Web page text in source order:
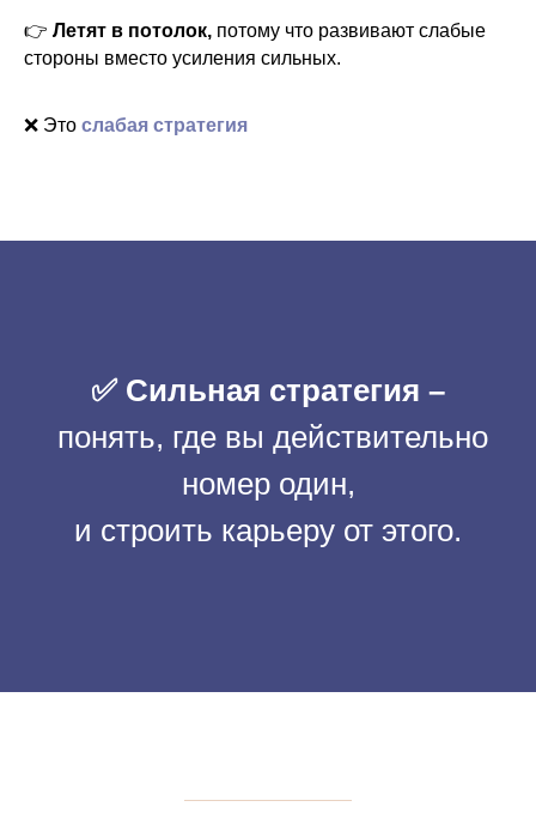
👉 Летят в потолок, потому что развивают слабые
стороны вместо усиления сильных.
❌ Это слабая стратегия
✅ Сильная стратегия –
понять, где вы действительно
номер один,
и строить карьеру от этого.